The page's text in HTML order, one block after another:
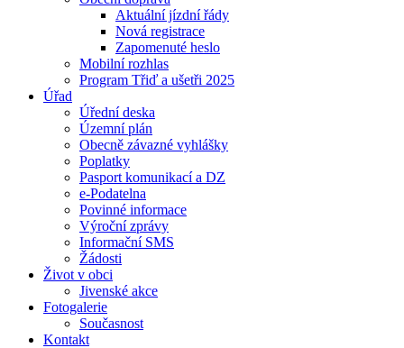
Aktuální jízdní řády
Nová registrace
Zapomenuté heslo
Mobilní rozhlas
Program Třiď a ušetři 2025
Úřad
Úřední deska
Územní plán
Obecně závazné vyhlášky
Poplatky
Pasport komunikací a DZ
e-Podatelna
Povinné informace
Výroční zprávy
Informační SMS
Žádosti
Život v obci
Jivenské akce
Fotogalerie
Současnost
Kontakt